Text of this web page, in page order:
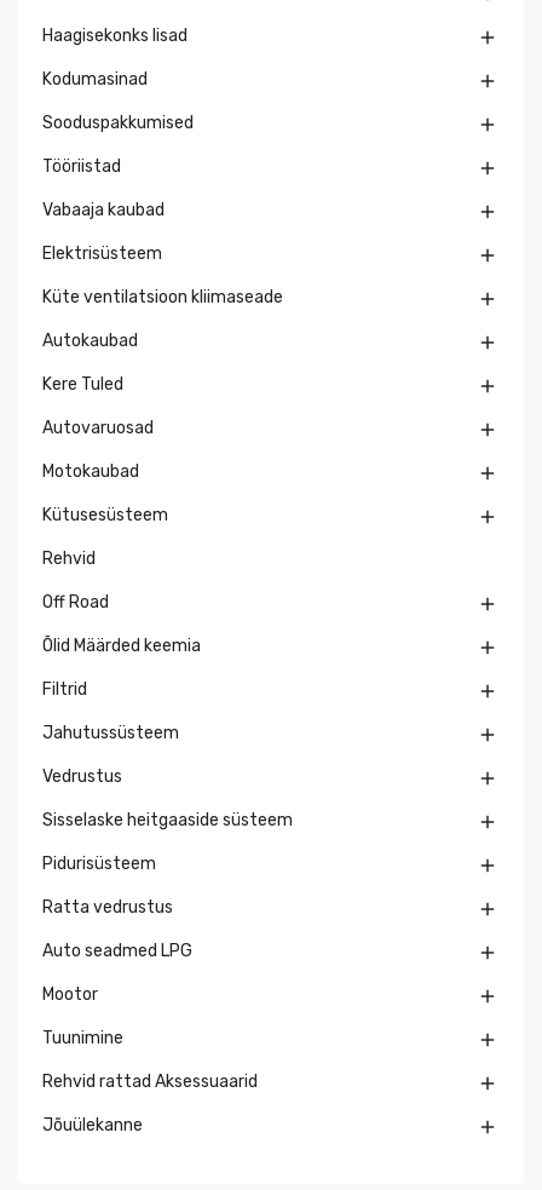
Haagisekonks lisad 
Kodumasinad 
Sooduspakkumised 
Tööriistad 
Vabaaja kaubad 
Elektrisüsteem 
Küte ventilatsioon kliimaseade 
Autokaubad 
Kere Tuled 
Autovaruosad 
Motokaubad 
Kütusesüsteem 
Rehvid
Off Road 
Õlid Määrded keemia 
Filtrid 
Jahutussüsteem 
Vedrustus 
Sisselaske heitgaaside süsteem 
Pidurisüsteem 
Ratta vedrustus 
Auto seadmed LPG 
Mootor 
Tuunimine 
Rehvid rattad Aksessuaarid 
Jõuülekanne 